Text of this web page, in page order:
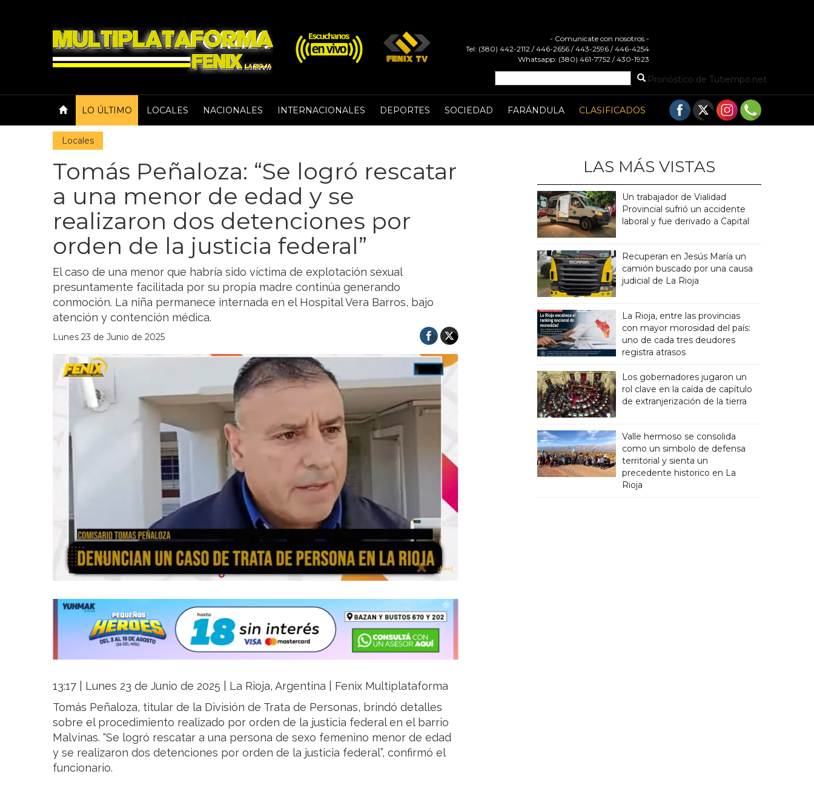
- Comunicate con nosotros -
Tel: (380) 442-2112 / 446-2656 / 443-2596 / 446-4254
Whatsapp: (380) 461-7752 / 430-1923
Pronóstico de Tutiempo.net
LO ÚLTIMO LOCALES NACIONALES INTERNACIONALES DEPORTES SOCIEDAD FARÁNDULA CLASIFICADOS
Locales
Tomás Peñaloza: “Se logró rescatar
a una menor de edad y se
realizaron dos detenciones por
orden de la justicia federal”
El caso de una menor que habría sido víctima de explotación sexual
presuntamente facilitada por su propia madre continúa generando
conmoción. La niña permanece internada en el Hospital Vera Barros, bajo
atención y contención médica.
Lunes 23 de Junio de 2025
13:17 | Lunes 23 de Junio de 2025 | La Rioja, Argentina | Fenix Multiplataforma
Tomás Peñaloza, titular de la División de Trata de Personas, brindó detalles
sobre el procedimiento realizado por orden de la justicia federal en el barrio
Malvinas. “Se logró rescatar a una persona de sexo femenino menor de edad
y se realizaron dos detenciones por orden de la justicia federal”, confirmó el
funcionario.
LAS MÁS VISTAS
Un trabajador de Vialidad
Provincial sufrió un accidente
laboral y fue derivado a Capital
Recuperan en Jesús María un
camión buscado por una causa
judicial de La Rioja
La Rioja, entre las provincias
con mayor morosidad del país:
uno de cada tres deudores
registra atrasos
Los gobernadores jugaron un
rol clave en la caída de capítulo
de extranjerización de la tierra
Valle hermoso se consolida
como un simbolo de defensa
territorial y sienta un
precedente historico en La
Rioja